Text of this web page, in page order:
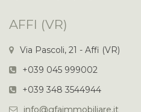
AFFI (VR)
Via Pascoli, 21 - Affi (VR)
+039 045 999002
+039 348 3544944